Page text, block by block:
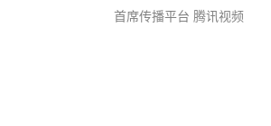
首席传播平台 腾讯视频